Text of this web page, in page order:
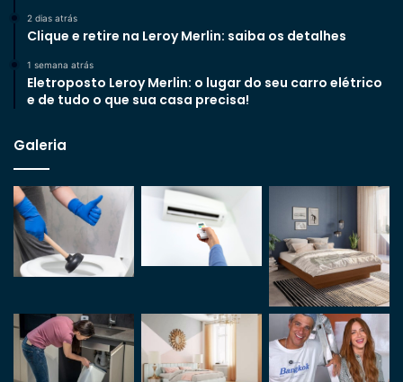
2 dias atrás
Clique e retire na Leroy Merlin: saiba os detalhes
1 semana atrás
Eletroposto Leroy Merlin: o lugar do seu carro elétrico
e de tudo o que sua casa precisa!
Galeria